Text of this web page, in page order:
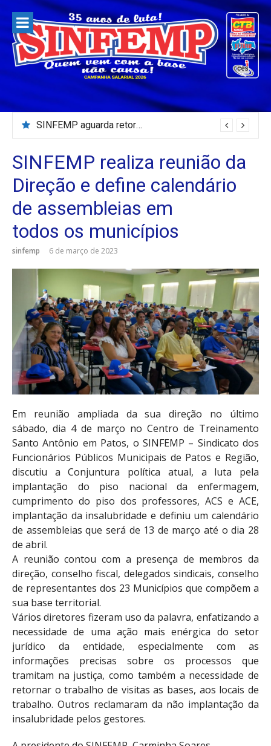
para
conteúdo
SINFEMP aguarda retorno as demandas dos servidores de Patos até dia 13 de agosto
Servidores da Câmara Municipal de Patos paralisam e fazem protesto
SINFEMP realiza reunião da
Direção e define calendário
de assembleias em
todos os municípios
sinfemp 6 de março de 2023
Em reunião ampliada da sua direção no último
sábado, dia 4 de março no Centro de Treinamento
Santo Antônio em Patos, o SINFEMP – Sindicato dos
Funcionários Públicos Municipais de Patos e Região,
discutiu a Conjuntura política atual, a luta pela
implantação do piso nacional da enfermagem,
cumprimento do piso dos professores, ACS e ACE,
implantação da insalubridade e definiu um calendário
de assembleias que será de 13 de março até o dia 28
de abril.
A reunião contou com a presença de membros da
direção, conselho fiscal, delegados sindicais, conselho
de representantes dos 23 Municípios que compõem a
sua base territorial.
Vários diretores fizeram uso da palavra, enfatizando a
necessidade de uma ação mais enérgica do setor
jurídico da entidade, especialmente com as
informações precisas sobre os processos que
tramitam na justiça, como também a necessidade de
retornar o trabalho de visitas as bases, aos locais de
trabalho. Outros reclamaram da não implantação da
insalubridade pelos gestores.